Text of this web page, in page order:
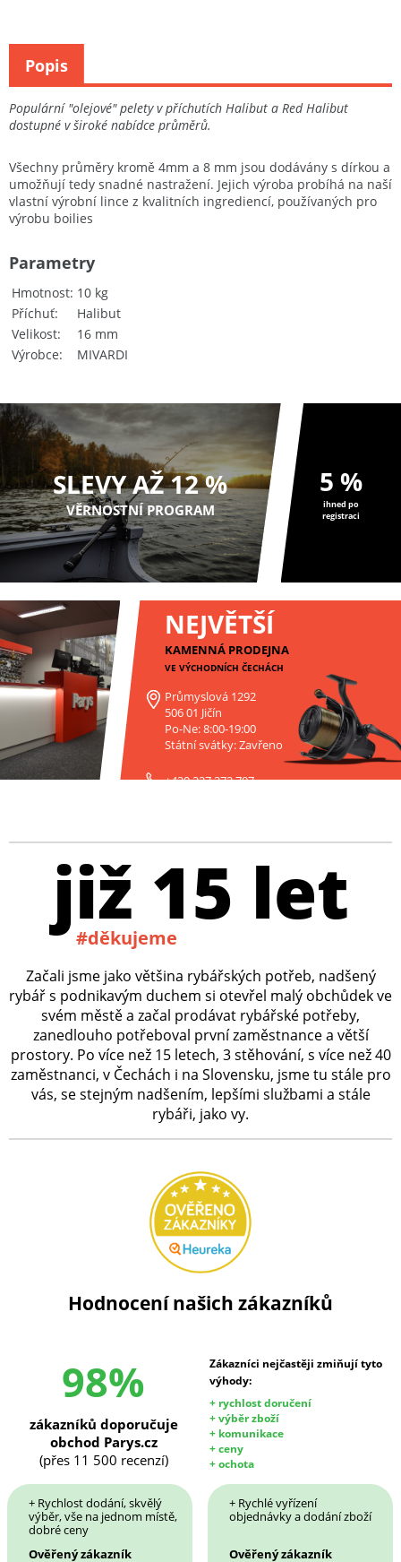
Populární "olejové" pelety v příchutích Halibut a Red Halibut
dostupné v široké nabídce průměrů.
Všechny průměry kromě 4mm a 8 mm jsou dodávány s dírkou a
umožňují tedy snadné nastražení. Jejich výroba probíhá na naší
vlastní výrobní lince z kvalitních ingrediencí, používaných pro
výrobu boilies
Hmotnost 10 kg
Příchuť
Halibut
Velikost
16 mm
Výrobce
MIVARDI
Parametry
Popis
SLEVY AŽ 12 %
VĚRNOSTNÍ PROGRAM
5 %
ihned po
registraci
NEJVĚTŠÍ
KAMENNÁ PRODEJNA
VE VÝCHODNÍCH ČECHÁCH
Průmyslová 1292
506 01 Jičín
Po-Ne: 8:00-19:00
Státní svátky: Zavřeno
+420 227 272 797
již 15 let
#děkujeme
Začali jsme jako většina rybářských potřeb, nadšený
rybář s podnikavým duchem si otevřel malý obchůdek ve
svém městě a začal prodávat rybářské potřeby,
zanedlouho potřeboval první zaměstnance a větší
prostory. Po více než 15 letech, 3 stěhování, s více než 40
zaměstnanci, v Čechách i na Slovensku, jsme tu stále pro
vás, se stejným nadšením, lepšími službami a stále
rybáři, jako vy.
Hodnocení našich zákazníků
98%
Zákazníci nejčastěji zmiňují tyto
výhody:
+ rychlost doručení
+ výběr zboží
+ komunikace
+ ceny
+ ochota
zákazníků doporučuje
obchod Parys.cz
(přes 11 500 recenzí)
+ Rychlost dodání, skvělý
výběr, vše na jednom místě,
dobré ceny
Ověřený zákazník
+ Rychlé vyřízení
objednávky a dodání zboží
Ověřený zákazník